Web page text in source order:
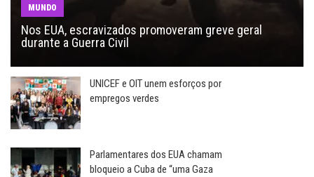
MUNDO
Nos EUA, escravizados promoveram greve geral
durante a Guerra Civil
UNICEF e OIT unem esforços por
empregos verdes
Parlamentares dos EUA chamam
bloqueio a Cuba de “uma Gaza